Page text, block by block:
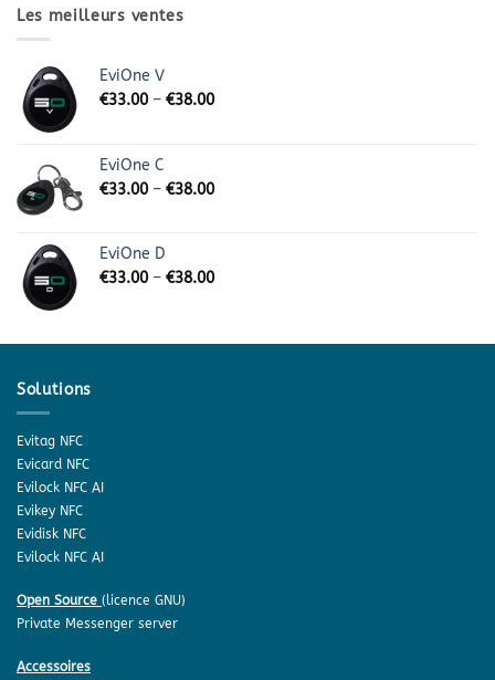
Les meilleurs ventes
EviOne V
€33.00– €38.00
EviOne C
€33.00– €38.00
EviOne D
€33.00– €38.00
Solutions
Evitag NFC
Evicard NFC
Evilock NFC AI
Evikey NFC
Evidisk NFC
Evilock NFC AI
Open Source (licence GNU)
Private Messenger server
Accessoires